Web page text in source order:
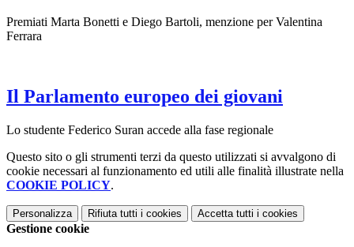
Premiati Marta Bonetti e Diego Bartoli, menzione per Valentina
Ferrara
Il Parlamento europeo dei giovani
Lo studente Federico Suran accede alla fase regionale
Questo sito o gli strumenti terzi da questo utilizzati si avvalgono di
cookie necessari al funzionamento ed utili alle finalità illustrate nella
COOKIE POLICY.
Personalizza Rifiuta tutti i cookies Accetta tutti i cookies
Gestione cookie